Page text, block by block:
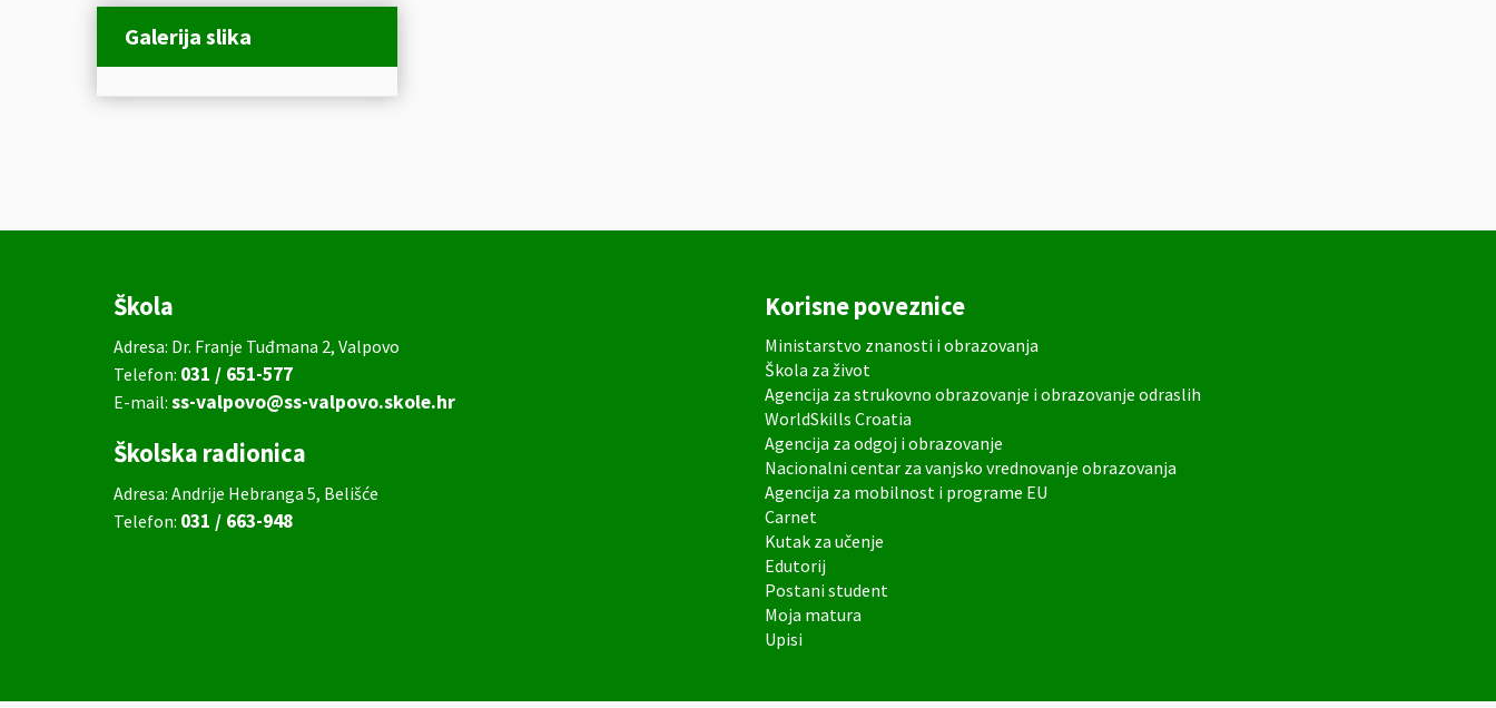
Galerija slika
Škola
Adresa: Dr. Franje Tuđmana 2, Valpovo
Telefon: 031 / 651-577
E-mail: ss-valpovo@ss-valpovo.skole.hr
Školska radionica
Adresa: Andrije Hebranga 5, Belišće
Telefon: 031 / 663-948
Korisne poveznice
Ministarstvo znanosti i obrazovanja
Škola za život
Agencija za strukovno obrazovanje i obrazovanje odraslih
WorldSkills Croatia
Agencija za odgoj i obrazovanje
Nacionalni centar za vanjsko vrednovanje obrazovanja
Agencija za mobilnost i programe EU
Carnet
Kutak za učenje
Edutorij
Postani student
Moja matura
Upisi